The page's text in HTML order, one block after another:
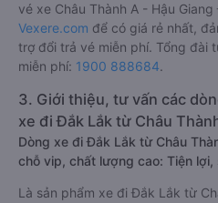
vé xe Châu Thành A - Hậu
Vexere.com để có giá rẻ nhất,
trợ đổi trả vé miễn phí. Tổng đài
miễn phí: 1900 888684.
3. Giới thiệu, tư vấn các
xe đi Đắk Lắk từ Châu
Dòng xe đi Đắk Lắk từ Châu
chỗ vip, chất lượng cao: Tiện lợi,
Là sản phẩm xe đi Đắk Lắk từ